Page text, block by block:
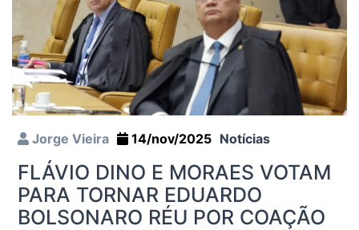
Jorge Vieira 14/nov/2025 Notícias
FLÁVIO DINO E MORAES VOTAM
PARA TORNAR EDUARDO
BOLSONARO RÉU POR COAÇÃO